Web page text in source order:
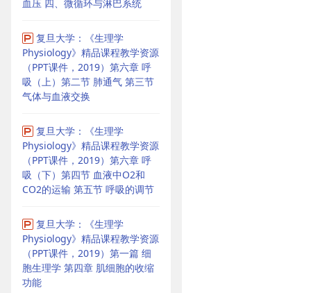
血压 四、微循环与淋巴系统
复旦大学：《生理学
Physiology》精品课程教学资源
（PPT课件，2019）第六章 呼
吸（上）第二节 肺通气 第三节
气体与血液交换
复旦大学：《生理学
Physiology》精品课程教学资源
（PPT课件，2019）第六章 呼
吸（下）第四节 血液中O2和
CO2的运输 第五节 呼吸的调节
复旦大学：《生理学
Physiology》精品课程教学资源
（PPT课件，2019）第一篇 细
胞生理学 第四章 肌细胞的收缩
功能